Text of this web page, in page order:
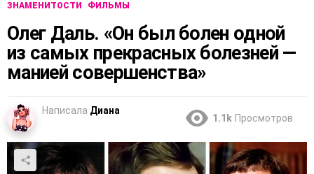
ЗНАМЕНИТОСТИ ФИЛЬМЫ
Олег Даль. «Он был болен одной
из самых прекрасных болезней —
манией совершенства»
Написала Диана
1.1k Просмотров